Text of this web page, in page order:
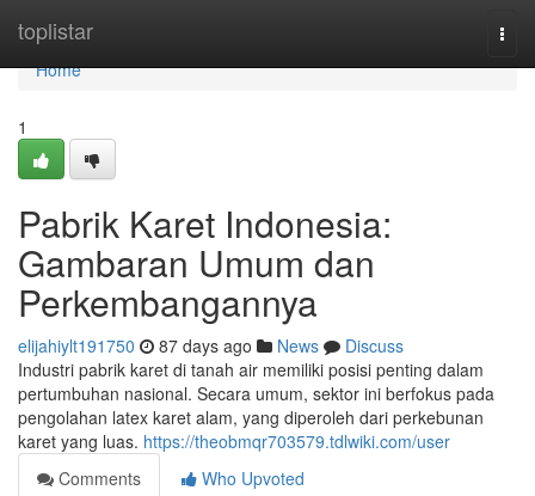
toplistar
Home
Home
1
Pabrik Karet Indonesia:
Gambaran Umum dan
Perkembangannya
elijahiylt191750 87 days ago News
Discuss
Industri pabrik karet di tanah air memiliki posisi penting dalam
pertumbuhan nasional. Secara umum, sektor ini berfokus pada
pengolahan latex karet alam, yang diperoleh dari perkebunan
karet yang luas. https://theobmqr703579.tdlwiki.com/user
Comments
Who Upvoted